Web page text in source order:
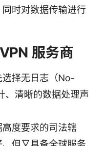
时对数据传输进行
服务商
择无日志（No-
、清晰的数据处理声
度要求的司法辖